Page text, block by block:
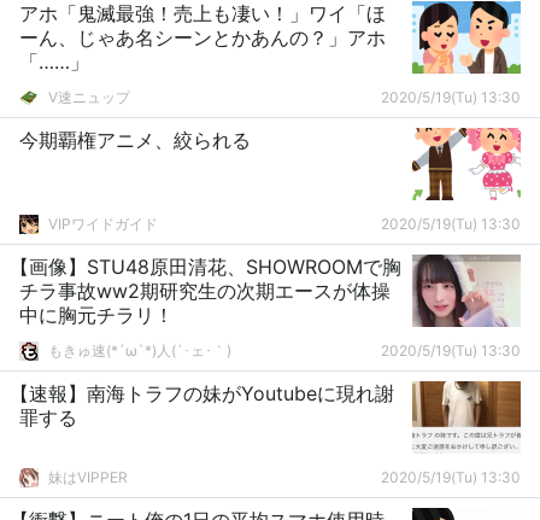
アホ「鬼滅最強！売上も凄い！」ワイ「ほ
ーん、じゃあ名シーンとかあんの？」アホ
「……」
V速ニュップ 2020/5/19(Tu) 13:30
今期覇権アニメ、絞られる
VIPワイドガイド 2020/5/19(Tu) 13:30
【画像】STU48原田清花、SHOWROOMで胸
チラ事故ww2期研究生の次期エースが体操
中に胸元チラリ！
もきゅ速(*´ω`*)人(´･ェ･｀) 2020/5/19(Tu) 13:30
【速報】南海トラフの妹がYoutubeに現れ謝
罪する
妹はVIPPER 2020/5/19(Tu) 13:30